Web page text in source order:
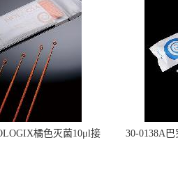
橘色灭菌10μl接
30-0138A